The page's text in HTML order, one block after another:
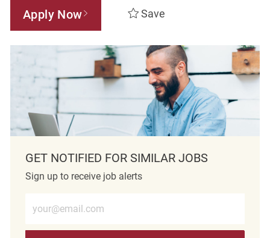
Apply Now Save
GET NOTIFIED FOR SIMILAR JOBS
Sign up to receive job alerts